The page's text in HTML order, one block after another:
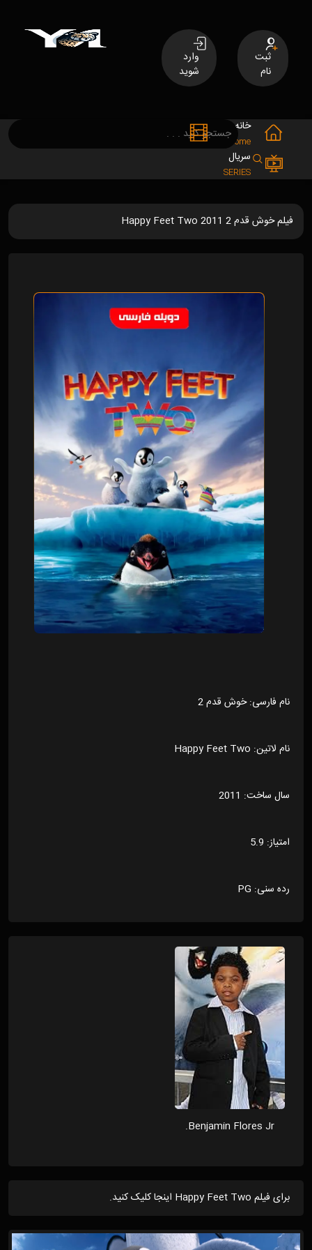
ثبت
نام
وارد
شوید
خانه
Home
سریال
SERIES
فیلم خوش قدم 2 Happy Feet Two 2011
نام فارسی: خوش قدم 2
نام لاتین: Happy Feet Two
سال ساخت: 2011
امتیاز: 5.9
رده سنی: PG
Benjamin Flores Jr.
برای فیلم Happy Feet Two اینجا کلیک کنید.